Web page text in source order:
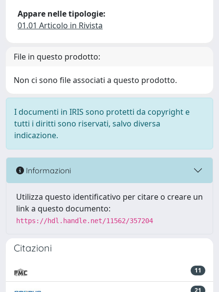
Appare nelle tipologie:
01.01 Articolo in Rivista
File in questo prodotto:
Non ci sono file associati a questo prodotto.
I documenti in IRIS sono protetti da copyright e
tutti i diritti sono riservati, salvo diversa
indicazione.
Informazioni
Utilizza questo identificativo per citare o creare un
link a questo documento:
https://hdl.handle.net/11562/357204
Citazioni
11